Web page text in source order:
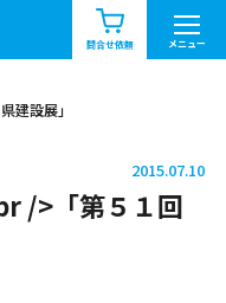
問合せ依頼 メニュー
お知らせ一覧
関東
建設展」
2015.07.10
/>「第５１回